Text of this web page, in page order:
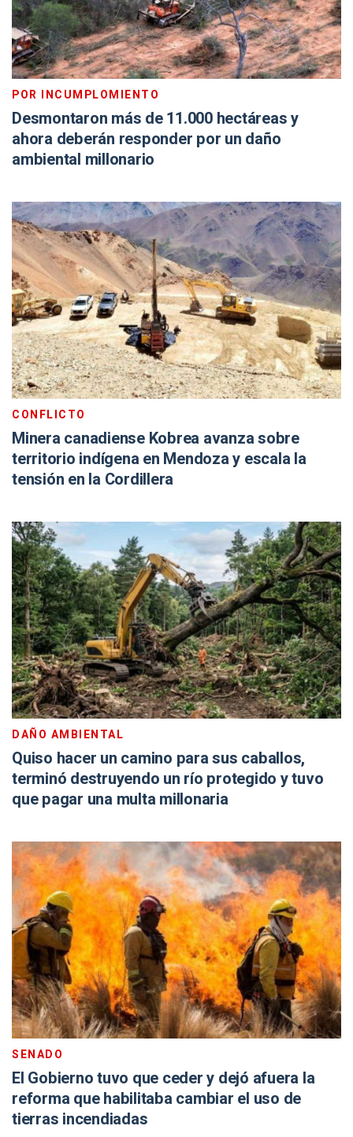
POR INCUMPLOMIENTO
Desmontaron más de 11.000 hectáreas y
ahora deberán responder por un daño
ambiental millonario
CONFLICTO
Minera canadiense Kobrea avanza sobre
territorio indígena en Mendoza y escala la
tensión en la Cordillera
DAÑO AMBIENTAL
Quiso hacer un camino para sus caballos,
terminó destruyendo un río protegido y tuvo
que pagar una multa millonaria
SENADO
El Gobierno tuvo que ceder y dejó afuera la
reforma que habilitaba cambiar el uso de
tierras incendiadas